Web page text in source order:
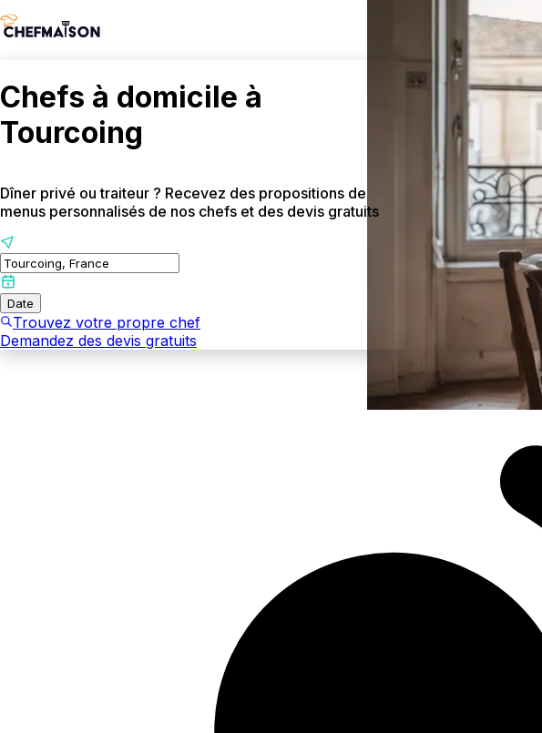
Chefs à domicile à
Tourcoing
Dîner privé ou traiteur ? Recevez des propositions de
menus personnalisés de nos chefs et des devis gratuits
Date
Trouvez votre propre chef
Demandez des devis gratuits